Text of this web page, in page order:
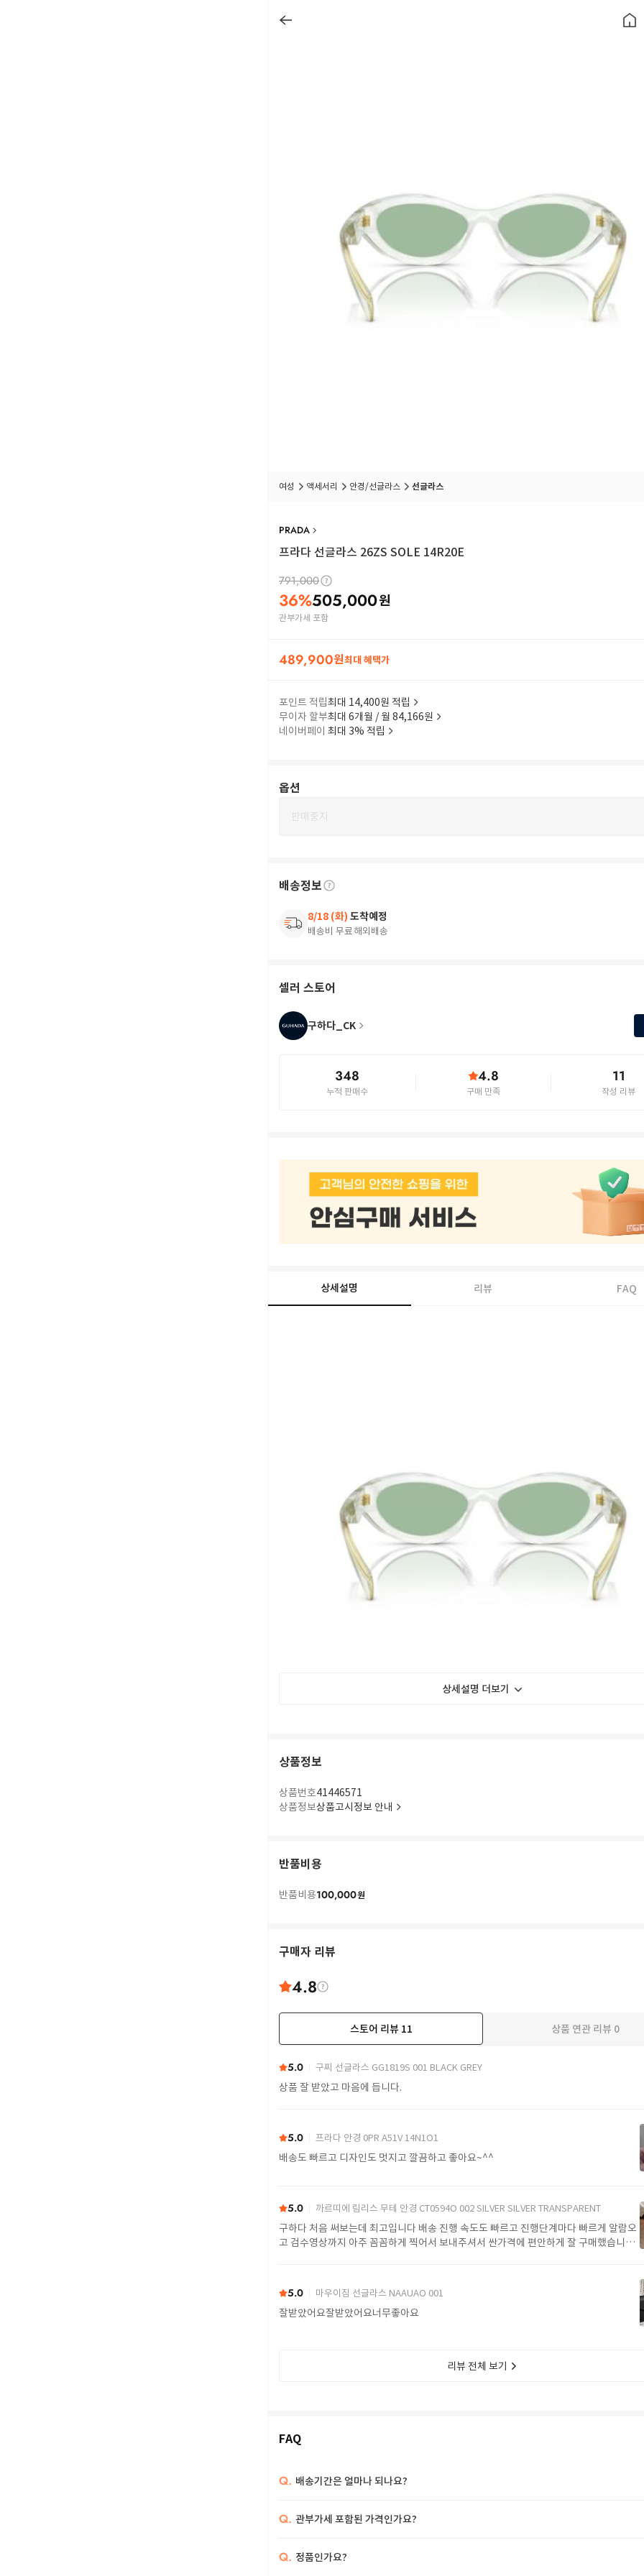
여성 액세서리 안경/선글라스 선글라스
PRADA
프라다 선글라스 26ZS SOLE 14R20E
791,000
36%505,000원
관부가세 포함
489,900원최대 혜택가
포인트 적립최대 14,400원 적립
무이자 할부최대 6개월 / 월 84,166원
네이버페이 최대 3% 적립
옵션
판매중지
배송정보
8/18 (화) 도착예정
배송비 무료해외배송
셀러 스토어
구하다_CK
348
누적 판매수
4.8
구매 만족
11
작성 리뷰
상세설명 리뷰 FAQ
상세설명 더보기
상품정보
상품번호41446571
상품정보상품고시정보 안내
반품비용
반품비용100,000원
구매자 리뷰
4.8
스토어 리뷰 11 상품 연관 리뷰 0
5.0 구찌 선글라스 GG1819S 001 BLACK GREY
상품 잘 받았고 마음에 듭니다.
5.0 프라다 안경 0PR A51V 14N1O1
배송도 빠르고 디자인도 멋지고 깔끔하고 좋아요~^^
5.0 까르띠에 림리스 무테 안경 CT0594O 002 SILVER SILVER TRANSPARENT
구하다 처음 써보는데 최고입니다 배송 진행 속도도 빠르고 진행단계마다 빠르게 알람오
고 검수영상까지 아주 꼼꼼하게 찍어서 보내주셔서 싼가격에 편안하게 잘 구매했습니다.
5.0 마우이짐 선글라스 NAAUAO 001
잘받았어요잘받았어요너무좋아요
리뷰 전체 보기
FAQ
Q. 배송기간은 얼마나 되나요?
Q. 관부가세 포함된 가격인가요?
Q. 정품인가요?